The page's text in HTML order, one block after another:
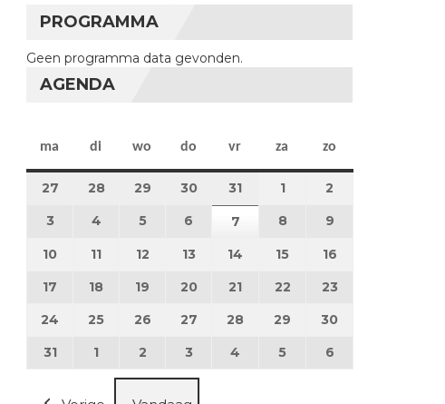
PROGRAMMA
Geen programma data gevonden.
AGENDA
ma maandag
di dinsdag
wo woensdag
do donderdag
vr vrijdag
za zaterdag
zo
27 27 juli 2026
28 28 juli 2026
29 29 juli 2026
3030 juli 2026
31 31 juli 2026
11 augustus 2026
2
3 3 augustus 2026
4 4 augustus 2026
55 augustus 2026
6 6 augustus 2026
7 7 augustus 2026
8 8 augustus 2026
9
10 10 augustus 2026
11 11 augustus 2026
12 12 augustus 2026
13 13 augustus 2026
14 14 augustus 2026
15 15 augustus 2026
16
17 17 augustus 2026
18 18 augustus 2026
19 19 augustus 2026
20 20 augustus 2026
21 21 augustus 2026
22 22 augustus 2026
23
24 24 augustus 2026
25 25 augustus 2026
26 26 augustus 2026
27 27 augustus 2026
28 28 augustus 2026
29 29 augustus 2026
30
3131 augustus 2026
1 1 september 2026
2 2 september 2026
3 3 september 2026
4 4 september 2026
5 5 september 2026
6